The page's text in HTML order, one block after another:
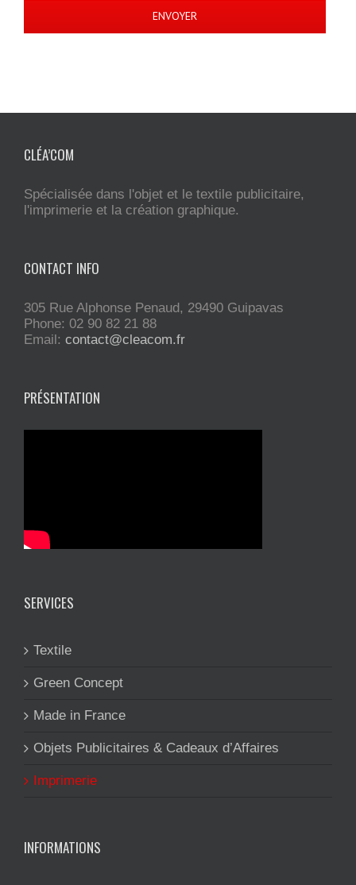
CLÉA’COM
Spécialisée dans l'objet et le textile publicitaire,
l'imprimerie et la création graphique.
CONTACT INFO
305 Rue Alphonse Penaud, 29490 Guipavas
Phone: 02 90 82 21 88
Email: contact@cleacom.fr
PRÉSENTATION
SERVICES
Textile
Green Concept
Made in France
Objets Publicitaires & Cadeaux d’Affaires
Imprimerie
INFORMATIONS